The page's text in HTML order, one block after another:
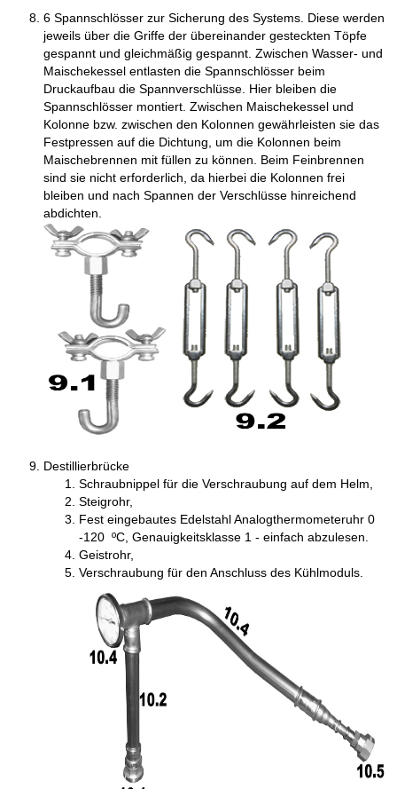
6 Spannschlösser zur Sicherung des Systems. Diese werden
jeweils über die Griffe der übereinander gesteckten Töpfe
gespannt und gleichmäßig gespannt. Zwischen Wasser- und
Maischekessel entlasten die Spannschlösser beim
Druckaufbau die Spannverschlüsse. Hier bleiben die
Spannschlösser montiert. Zwischen Maischekessel und
Kolonne bzw. zwischen den Kolonnen gewährleisten sie das
Festpressen auf die Dichtung, um die Kolonnen beim
Maischebrennen mit füllen zu können. Beim Feinbrennen
sind sie nicht erforderlich, da hierbei die Kolonnen frei
bleiben und nach Spannen der Verschlüsse hinreichend
abdichten.
Destillierbrücke
Schraubnippel für die Verschraubung auf dem Helm,
Steigrohr,
Fest eingebautes Edelstahl Analogthermometeruhr 0
-120 ºC, Genauigkeitsklasse 1 - einfach abzulesen.
Geistrohr,
Verschraubung für den Anschluss des Kühlmoduls.